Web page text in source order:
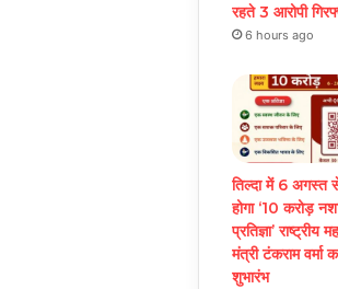
रहते 3 आरोपी
6 hours ago
तिल्दा में 6 अगस्त
होगा ‘10 करोड़
प्रतिज्ञा’ राष्ट्रीय
मंत्री टंकराम वर्मा
शुभारंभ